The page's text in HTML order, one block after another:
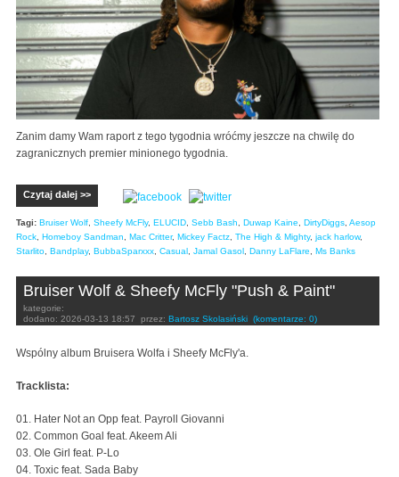
Zanim damy Wam raport z tego tygodnia wróćmy jeszcze na chwilę do
zagranicznych premier minionego tygodnia.
Czytaj dalej >>
Tagi: Bruiser Wolf Sheefy McFly, ELUCID Sebb Bash Duwap Kaine DirtyDiggs Aesop
Rock Homeboy Sandman Mac Critter, Mickey Factz The High & Mighty, jack harlow,
Starlito Bandplay, BubbaSparxxx Casual Jamal Gasol Danny LaFlare Ms Banks
Bruiser Wolf & Sheefy McFly "Push & Paint"
kategorie:
dodano: 2026-03-13 18:57 przez: Bartosz Skolasiński (komentarze: 0)
Wspólny album Bruisera Wolfa i Sheefy McFly'a.
Tracklista:
01. Hater Not an Opp feat. Payroll Giovanni
02. Common Goal feat. Akeem Ali
03. Ole Girl feat. P-Lo
04. Toxic feat. Sada Baby